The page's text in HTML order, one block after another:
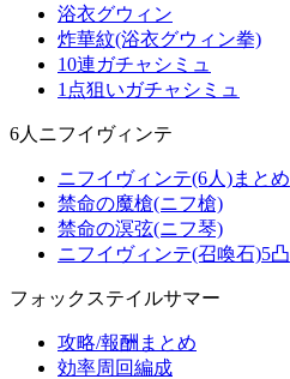
浴衣グウィン
炸華紋(浴衣グウィン拳)
10連ガチャシミュ
1点狙いガチャシミュ
6人ニフイヴィンテ
ニフイヴィンテ(6人)まとめ
禁命の魔槍(ニフ槍)
禁命の溟弦(ニフ琴)
ニフイヴィンテ(召喚石)5凸
フォックステイルサマー
攻略/報酬まとめ
効率周回編成